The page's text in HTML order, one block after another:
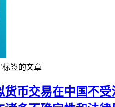
签的文章
货币交易在中国不